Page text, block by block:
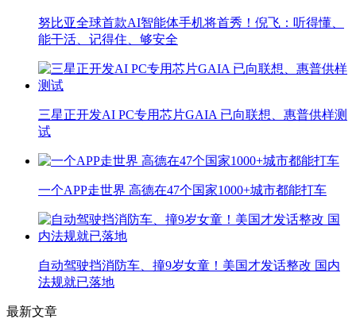
努比亚全球首款AI智能体手机将首秀！倪飞：听得懂、
能干活、记得住、够安全
三星正开发AI PC专用芯片GAIA 已向联想、惠普供样测
试
一个APP走世界 高德在47个国家1000+城市都能打车
自动驾驶挡消防车、撞9岁女童！美国才发话整改 国内
法规就已落地
最新文章